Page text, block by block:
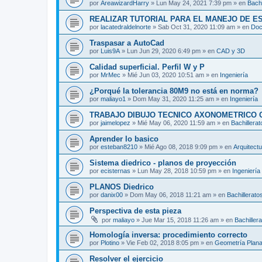
por AreawizardHarry » Lun May 24, 2021 7:39 pm » en
REALIZAR TUTORIAL PARA EL MANEJO DE
por lacatedraldelnorte » Sab Oct 31, 2020 11:09 am » en
Traspasar a AutoCad
por Luis9A » Lun Jun 29, 2020 6:49 pm » en CAD y 3D
Calidad superficial. Perfil W y P
por MrMec » Mié Jun 03, 2020 10:51 am » en Ingeniería
¿Porqué la tolerancia 80M9 no está en norma?
por maliayo1 » Dom May 31, 2020 11:25 am » en Ingeniería
TRABAJO DIBUJO TECNICO AXONOMETRICO
por jaimelopez » Mié May 06, 2020 11:59 am » en
Aprender lo basico
por esteban8210 » Mié Ago 08, 2018 9:09 pm » en
Sistema diedrico - planos de proyección
por ecisternas » Lun May 28, 2018 10:59 pm » en Ingeniería
PLANOS Diedrico
por danix00 » Dom May 06, 2018 11:21 am » en
Perspectiva de esta pieza
por maliayo » Jue Mar 15, 2018 11:26 am » en
Homología inversa: procedimiento correcto
por Plotino » Vie Feb 02, 2018 8:05 pm » en Geometría Plana
Resolver el ejercicio